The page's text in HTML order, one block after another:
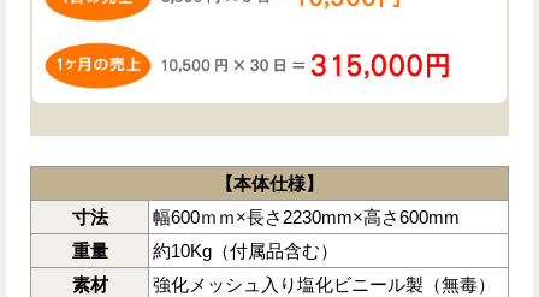
【本体仕様】
寸法
幅600ｍｍ×長さ2230mm×高さ600mm
重量
約10Kg（付属品含む）
素材
強化メッシュ入り塩化ビニール製（無毒）